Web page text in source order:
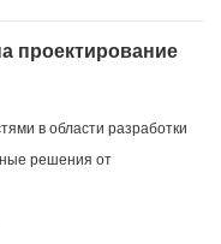
проектирование
в области разработки
решения от